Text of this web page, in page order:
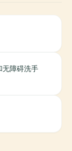
无障碍洗手